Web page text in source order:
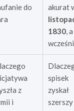
do
akurat
1830,
z
i
spisek
zyskał
szerszy